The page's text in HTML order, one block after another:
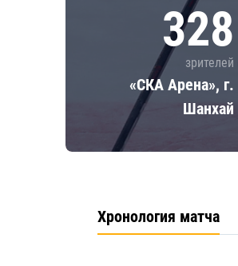
328
зрителей
«СКА Арена», г.
Шанхай
Хронология матча